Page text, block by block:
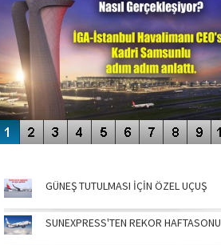
GÜNEŞ TUTULMASI İÇİN ÖZEL UÇUŞ
SUNEXPRESS'TEN REKOR HAFTASONU